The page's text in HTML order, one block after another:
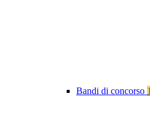
Bandi di concorso